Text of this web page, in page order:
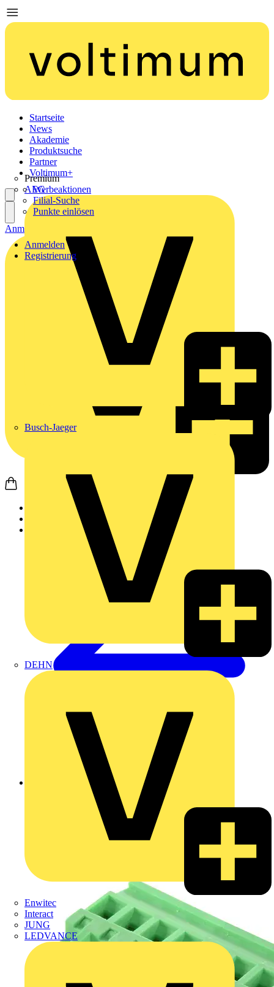
Startseite
News
Akademie
Produktsuche
Partner
Premium
AEG
Busch-Jaeger
DEHN
Enwitec
Interact
JUNG
LEDVANCE
Voltimum+
Werbeaktionen
Filial-Suche
Punkte einlösen
Anmelden
Registrierung
Anmelden
Zurück zu Produkte